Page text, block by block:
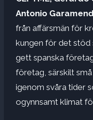
Antonio
från affärsmän för
kungen för det stöd
gett spanska
företag, särskilt
igenom svåra tider
ogynnsamt klimat